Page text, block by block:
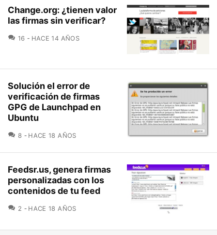
Change.org: ¿tienen valor
las firmas sin verificar?
16 COMENTARIOS
HACE 14 AÑOS
Solución el error de
verificación de firmas
GPG de Launchpad en
Ubuntu
8 COMENTARIOS
HACE 18 AÑOS
Feedsr.us, genera firmas
personalizadas con los
contenidos de tu feed
2 COMENTARIOS
HACE 18 AÑOS